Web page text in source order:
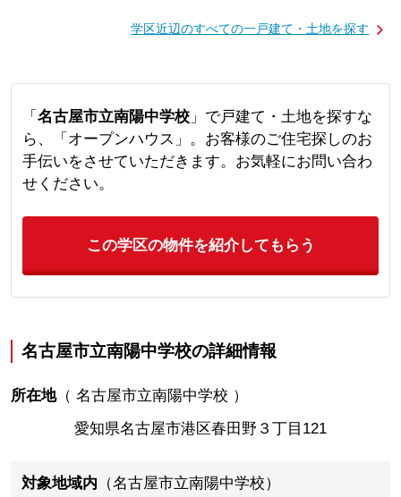
学区近辺のすべての一戸建て・土地を探す
「 名古屋市立南陽中学校」で戸建て・土地を探すな
ら、「オープンハウス」。お客様のご住宅探しのお
手伝いをさせていただきます。お気軽にお問い合わ
せください。
この学区の物件を紹介してもらう
名古屋市立南陽中学校の詳細情報
所在地（ 名古屋市立南陽中学校 ）
愛知県名古屋市港区春田野３丁目121
対象地域内 （名古屋市立南陽中学校）